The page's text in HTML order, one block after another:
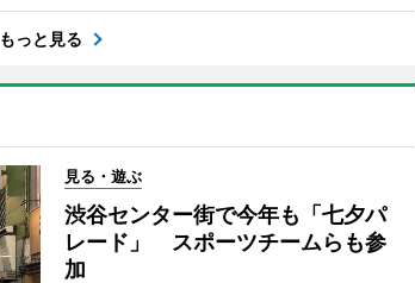
もっと見る
見る・遊ぶ
渋谷センター街で今年も「七夕パ
レード」 スポーツチームらも参
加